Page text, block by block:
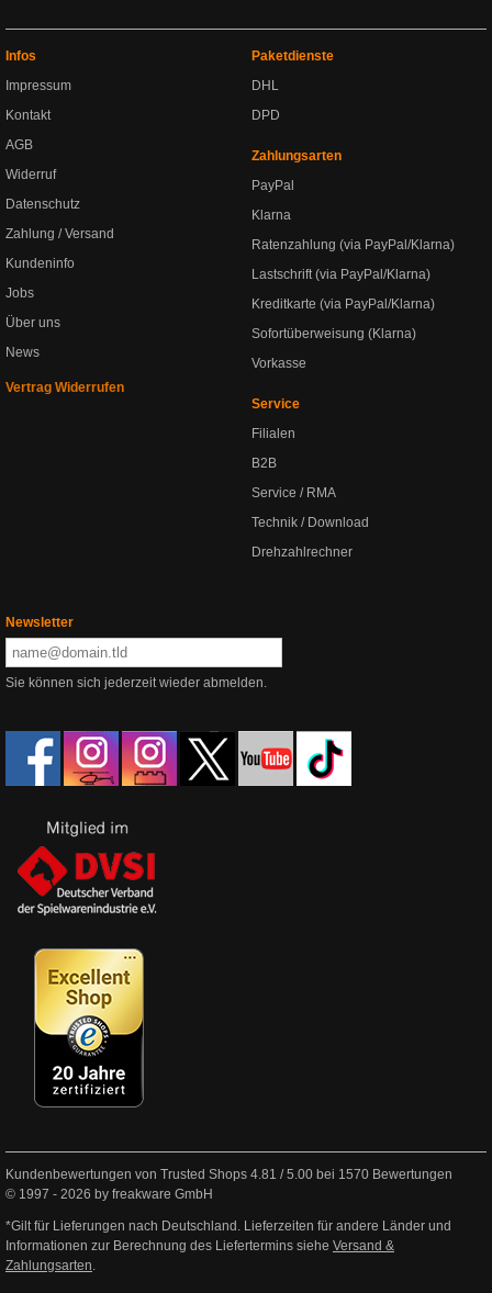
Infos
Impressum
Kontakt
AGB
Widerruf
Datenschutz
Zahlung / Versand
Kundeninfo
Jobs
Über uns
News
Vertrag Widerrufen
Paketdienste
DHL
DPD
Zahlungsarten
PayPal
Klarna
Ratenzahlung (via PayPal/Klarna)
Lastschrift (via PayPal/Klarna)
Kreditkarte (via PayPal/Klarna)
Sofortüberweisung (Klarna)
Vorkasse
Service
Filialen
B2B
Service / RMA
Technik / Download
Drehzahlrechner
Newsletter
Sie können sich jederzeit wieder abmelden.
Kundenbewertungen von Trusted Shops 4.81 /5.00 bei 1570 Bewertungen
© 1997 - 2026 by freakware GmbH
*Gilt für Lieferungen nach Deutschland. Lieferzeiten für andere Länder und
Informationen zur Berechnung des Liefertermins siehe Versand &
Zahlungsarten.